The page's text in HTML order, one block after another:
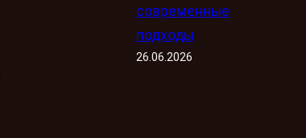
современные
подходы
26.06.2026